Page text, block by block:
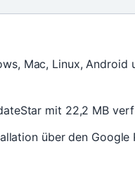
Mac, Linux,
mit 22,2 MB
über den